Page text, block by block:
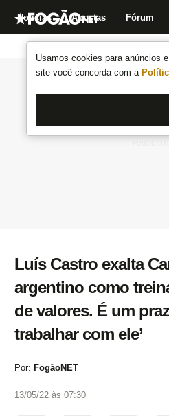
Usamos cookies para anúncios
site você concorda com a
Notícias Apostas Fórum
Luís Castro exalta
argentino como
de valores. É um
trabalhar com ele’
Por: FogãoNET
13/05/22 às 07:30